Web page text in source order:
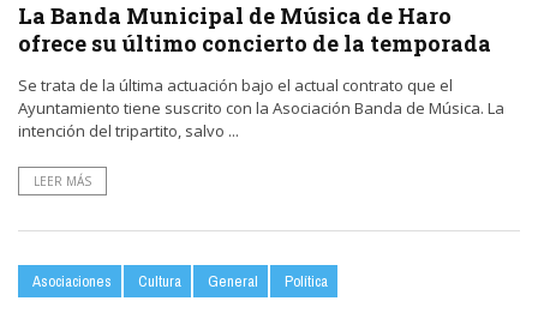
La Banda Municipal de Música de Haro
ofrece su último concierto de la temporada
Se trata de la última actuación bajo el actual contrato que el
Ayuntamiento tiene suscrito con la Asociación Banda de Música. La
intención del tripartito, salvo ...
LEER MÁS
Asociaciones Cultura General Política